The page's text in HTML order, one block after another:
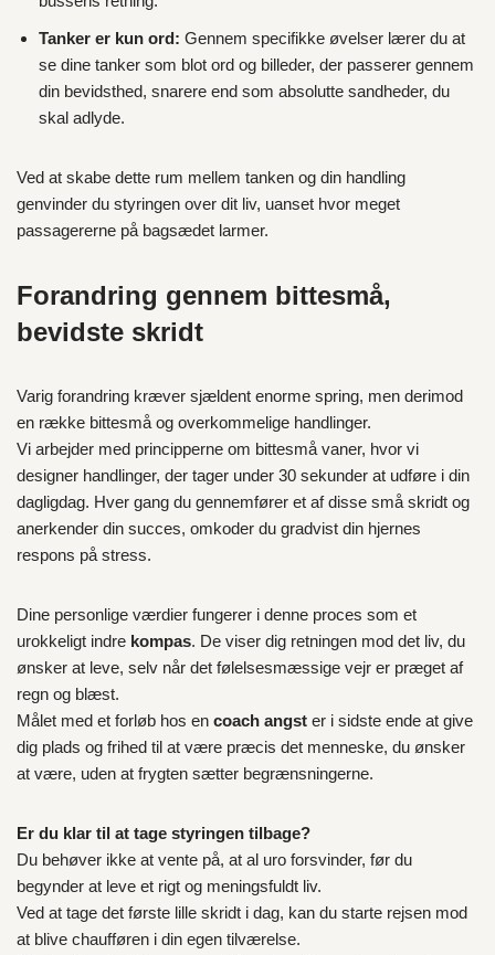
Tanker er kun ord: Gennem specifikke øvelser lærer du at
se dine tanker som blot ord og billeder, der passerer gennem
din bevidsthed, snarere end som absolutte sandheder, du
skal adlyde.
Ved at skabe dette rum mellem tanken og din handling
genvinder du styringen over dit liv, uanset hvor meget
passagererne på bagsædet larmer.
Forandring gennem bittesmå,
bevidste skridt
Varig forandring kræver sjældent enorme spring, men derimod
en række bittesmå og overkommelige handlinger.
Vi arbejder med principperne om bittesmå vaner, hvor vi
designer handlinger, der tager under 30 sekunder at udføre i din
dagligdag. Hver gang du gennemfører et af disse små skridt og
anerkender din succes, omkoder du gradvist din hjernes
respons på stress.
Dine personlige værdier fungerer i denne proces som et
urokkeligt indre kompas. De viser dig retningen mod det liv, du
ønsker at leve, selv når det følelsesmæssige vejr er præget af
regn og blæst.
Målet med et forløb hos en coach angst er i sidste ende at give
dig plads og frihed til at være præcis det menneske, du ønsker
at være, uden at frygten sætter begrænsningerne.
Er du klar til at tage styringen tilbage?
Du behøver ikke at vente på, at al uro forsvinder, før du
begynder at leve et rigt og meningsfuldt liv.
Ved at tage det første lille skridt i dag, kan du starte rejsen mod
at blive chaufføren i din egen tilværelse.